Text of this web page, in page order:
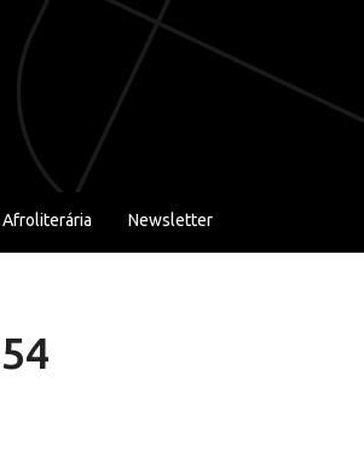
Afroliterária Newsletter